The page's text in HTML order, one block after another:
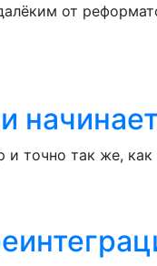
от
точно так же, как